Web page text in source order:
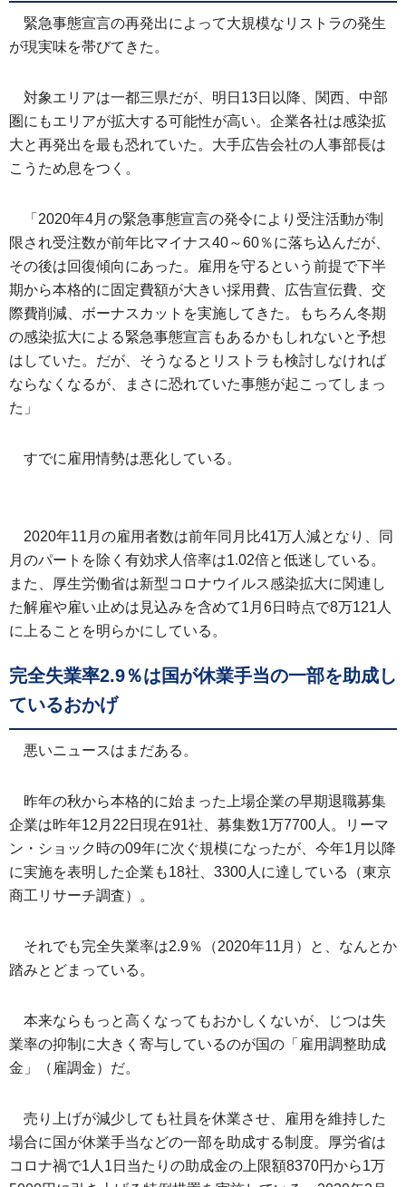
緊急事態宣言の再発出によって大規模なリストラの発生
が現実味を帯びてきた。
対象エリアは一都三県だが、明日13日以降、関西、中部
圏にもエリアが拡大する可能性が高い。企業各社は感染拡
大と再発出を最も恐れていた。大手広告会社の人事部長は
こうため息をつく。
「2020年4月の緊急事態宣言の発令により受注活動が制
限され受注数が前年比マイナス40～60％に落ち込んだが、
その後は回復傾向にあった。雇用を守るという前提で下半
期から本格的に固定費額が大きい採用費、広告宣伝費、交
際費削減、ボーナスカットを実施してきた。もちろん冬期
の感染拡大による緊急事態宣言もあるかもしれないと予想
はしていた。だが、そうなるとリストラも検討しなければ
ならなくなるが、まさに恐れていた事態が起こってしまっ
た」
すでに雇用情勢は悪化している。
2020年11月の雇用者数は前年同月比41万人減となり、同
月のパートを除く有効求人倍率は1.02倍と低迷している。
また、厚生労働省は新型コロナウイルス感染拡大に関連し
た解雇や雇い止めは見込みを含めて1月6日時点で8万121人
に上ることを明らかにしている。
完全失業率2.9％は国が休業手当の一部を助成し
ているおかげ
悪いニュースはまだある。
昨年の秋から本格的に始まった上場企業の早期退職募集
企業は昨年12月22日現在91社、募集数1万7700人。リーマ
ン・ショック時の09年に次ぐ規模になったが、今年1月以降
に実施を表明した企業も18社、3300人に達している（東京
商工リサーチ調査）。
それでも完全失業率は2.9％（2020年11月）と、なんとか
踏みとどまっている。
本来ならもっと高くなってもおかしくないが、じつは失
業率の抑制に大きく寄与しているのが国の「雇用調整助成
金」（雇調金）だ。
売り上げが減少しても社員を休業させ、雇用を維持した
場合に国が休業手当などの一部を助成する制度。厚労省は
コロナ禍で1人1日当たりの助成金の上限額8370円から1万